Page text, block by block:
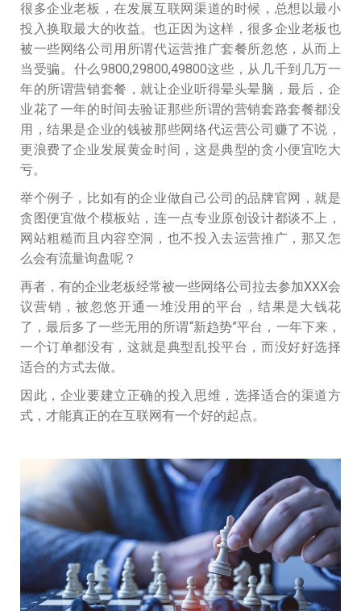
很多企业老板，在发展互联网渠道的时候，总想以最小
投入换取最大的收益。也正因为这样，很多企业老板也
被一些网络公司用所谓代运营推广套餐所忽悠，从而上
当受骗。什么9800,29800,49800这些，从几千到几万一
年的所谓营销套餐，就让企业听得晕头晕脑，最后，企
业花了一年的时间去验证那些所谓的营销套路套餐都没
用，结果是企业的钱被那些网络代运营公司赚了不说，
更浪费了企业发展黄金时间，这是典型的贪小便宜吃大
亏。
举个例子，比如有的企业做自己公司的品牌官网，就是
贪图便宜做个模板站，连一点专业原创设计都谈不上，
网站粗糙而且内容空洞，也不投入去运营推广，那又怎
么会有流量询盘呢？
再者，有的企业老板经常被一些网络公司拉去参加XXX会
议营销，被忽悠开通一堆没用的平台，结果是大钱花
了，最后多了一些无用的所谓“新趋势”平台，一年下来，
一个订单都没有，这就是典型乱投平台，而没好好选择
适合的方式去做。
因此，企业要建立正确的投入思维，选择适合的渠道方
式，才能真正的在互联网有一个好的起点。